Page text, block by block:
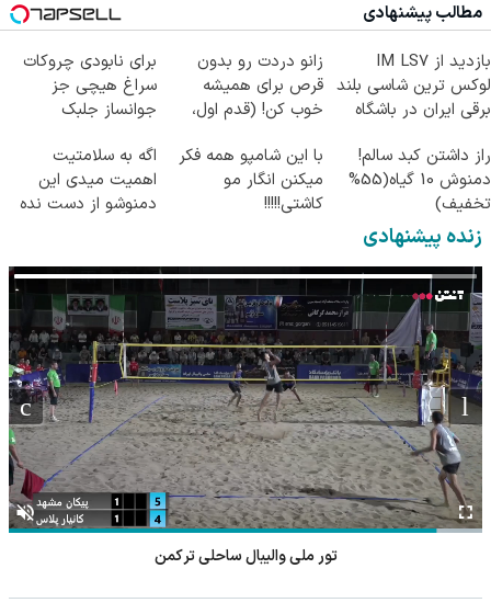
مطالب پیشنهادی
بازدید از IM LS7
لوکس ترین شاسی بلند
برقی ایران در باشگاه
زانو دردت رو بدون
قرص برای همیشه
خوب کن! (قدم اول،
برای نابودی چروکات
سراغ هیچی جز
جوانساز جلبک
راز داشتن کبد سالم!
دمنوش 10 گیاه(55%
تخفیف)
با این شامپو همه فکر
میکنن انگار مو
کاشتی!!!!!
اگه به سلامتیت
اهمیت میدی این
دمنوشو از دست نده
زنده پیشنهادی
تور ملی والیبال ساحلی ترکمن